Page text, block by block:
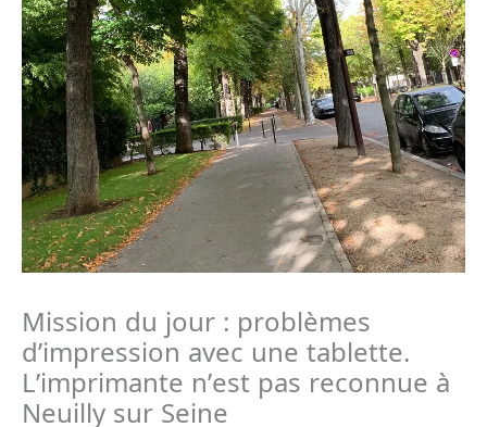
Mission du jour : problèmes
d’impression avec une tablette.
L’imprimante n’est pas reconnue à
Neuilly sur Seine